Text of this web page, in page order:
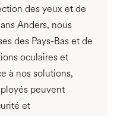
des yeux et de
Anders, nous
des Pays-Bas et de
oculaires et
à nos solutions,
peuvent
et